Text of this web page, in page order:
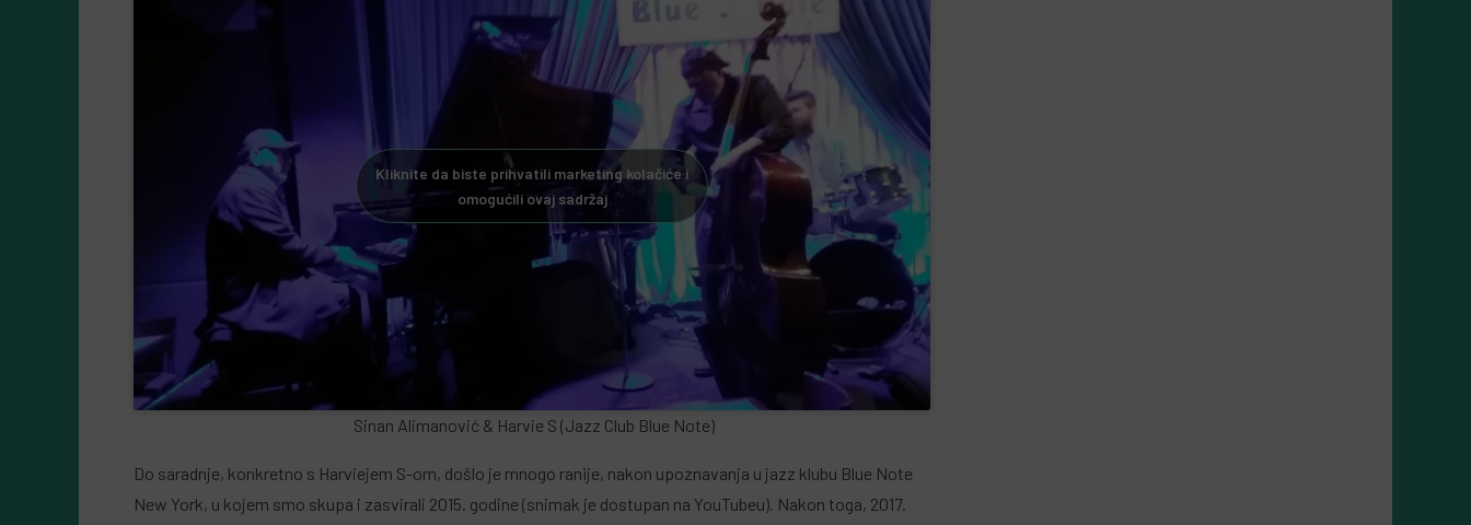
Kliknite da biste prihvatili marketing kolačiće i
omogućili ovaj sadržaj
Sinan Alimanović & Harvie S (Jazz Club Blue Note)
Do saradnje, konkretno s Harviejem S-om, došlo je mnogo ranije, nakon upoznavanja u jazz klubu Blue Note
New York, u kojem smo skupa i zasvirali 2015. godine (snimak je dostupan na YouTubeu). Nakon toga, 2017.